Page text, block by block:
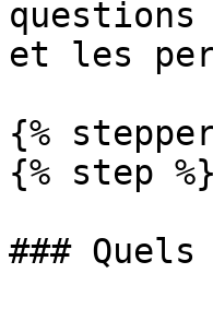
questions
et les
{%
{% step %}
###